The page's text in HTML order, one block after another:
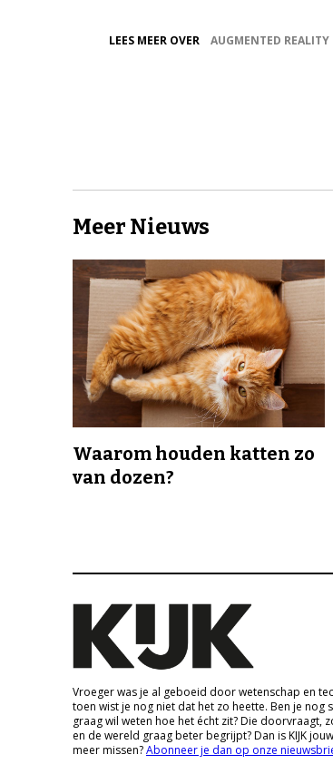
LEES MEER OVER AUGMENTED REALITY
Meer Nieuws
Waarom houden katten zo
van dozen?
Vroeger was je al geboeid door wetenschap en
toen wist je nog niet dat het zo heette. Ben je nog
graag wil weten hoe het écht zit? Die doorvraagt,
en de wereld graag beter begrijpt? Dan is KIJK
meer missen?Abonneer je dan op onze